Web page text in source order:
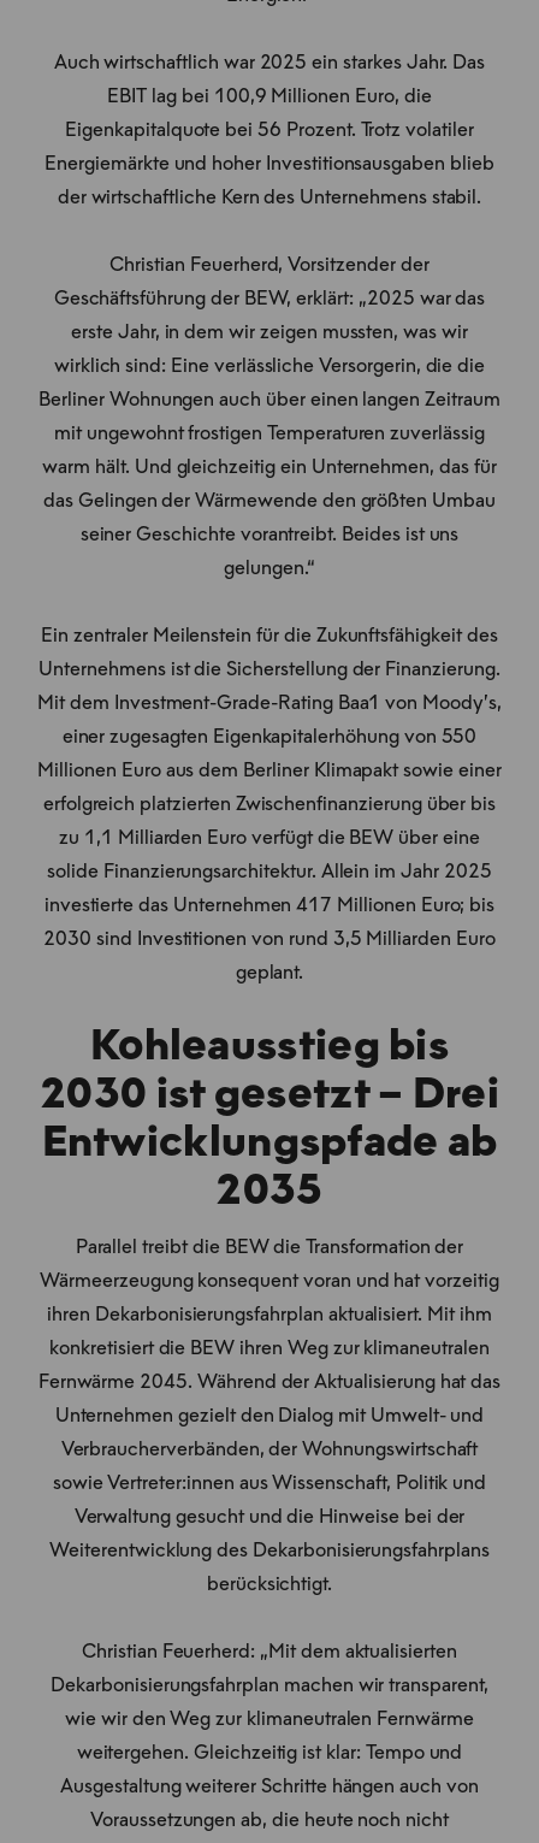
Auch wirtschaftlich war 2025 ein starkes Jahr. Das
EBIT lag bei 100,9 Millionen Euro, die
Eigenkapitalquote bei 56 Prozent. Trotz volatiler
Energiemärkte und hoher Investitionsausgaben blieb
der wirtschaftliche Kern des Unternehmens stabil.
Christian Feuerherd, Vorsitzender der
Geschäftsführung der BEW, erklärt: „2025 war das
erste Jahr, in dem wir zeigen mussten, was wir
wirklich sind: Eine verlässliche Versorgerin, die die
Berliner Wohnungen auch über einen langen Zeitraum
mit ungewohnt frostigen Temperaturen zuverlässig
warm hält. Und gleichzeitig ein Unternehmen, das für
das Gelingen der Wärmewende den größten Umbau
seiner Geschichte vorantreibt. Beides ist uns
gelungen.“
Ein zentraler Meilenstein für die Zukunftsfähigkeit des
Unternehmens ist die Sicherstellung der Finanzierung.
Mit dem Investment-Grade-Rating Baa1 von Moody’s,
einer zugesagten Eigenkapitalerhöhung von 550
Millionen Euro aus dem Berliner Klimapakt sowie einer
erfolgreich platzierten Zwischenfinanzierung über bis
zu 1,1 Milliarden Euro verfügt die BEW über eine
solide Finanzierungsarchitektur. Allein im Jahr 2025
investierte das Unternehmen 417 Millionen Euro; bis
2030 sind Investitionen von rund 3,5 Milliarden Euro
geplant.
Kohleausstieg bis
2030 ist gesetzt – Drei
Entwicklungspfade ab
2035
Parallel treibt die BEW die Transformation der
Wärmeerzeugung konsequent voran und hat vorzeitig
ihren Dekarbonisierungsfahrplan aktualisiert. Mit ihm
konkretisiert die BEW ihren Weg zur klimaneutralen
Fernwärme 2045. Während der Aktualisierung hat das
Unternehmen gezielt den Dialog mit Umwelt- und
Verbraucherverbänden, der Wohnungswirtschaft
sowie Vertreter:innen aus Wissenschaft, Politik und
Verwaltung gesucht und die Hinweise bei der
Weiterentwicklung des Dekarbonisierungsfahrplans
berücksichtigt.
Christian Feuerherd: „Mit dem aktualisierten
Dekarbonisierungsfahrplan machen wir transparent,
wie wir den Weg zur klimaneutralen Fernwärme
weitergehen. Gleichzeitig ist klar: Tempo und
Ausgestaltung weiterer Schritte hängen auch von
Voraussetzungen ab, die heute noch nicht